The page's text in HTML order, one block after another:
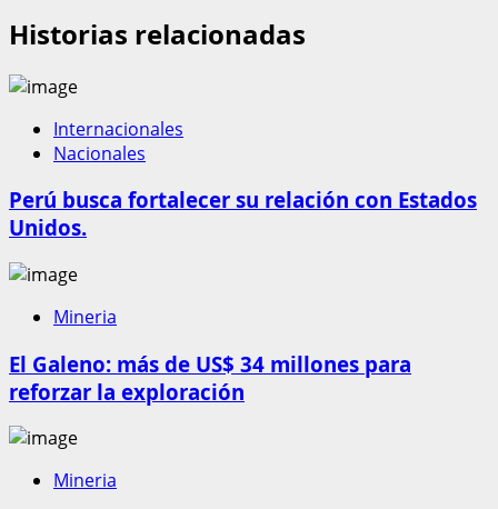
Historias relacionadas
Internacionales
Nacionales
Perú busca fortalecer su relación con Estados
Unidos.
Mineria
El Galeno: más de US$ 34 millones para
reforzar la exploración
Mineria